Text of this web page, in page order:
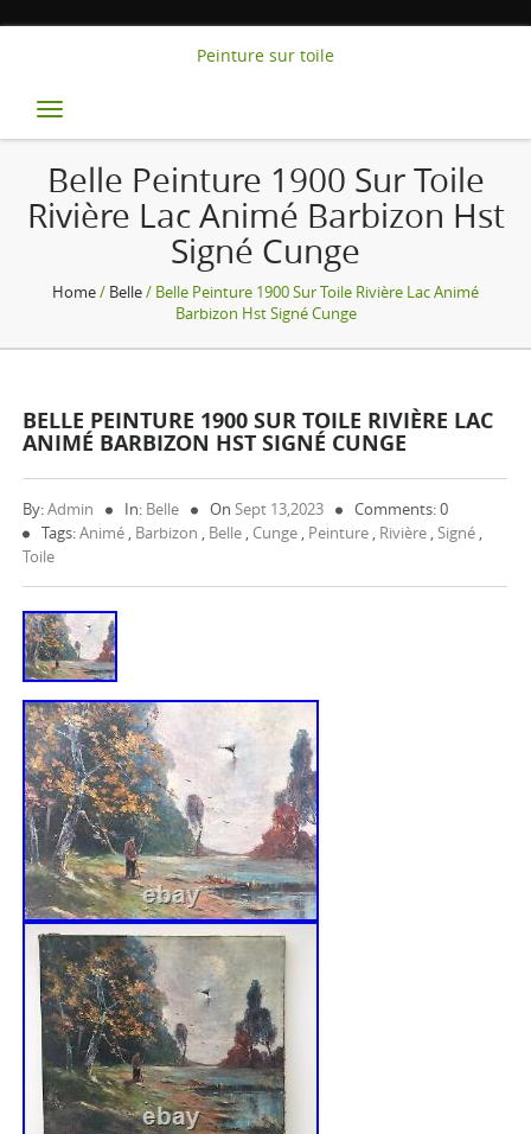
Peinture sur toile
Toggle
navigation
Belle Peinture 1900 Sur Toile
Rivière Lac Animé Barbizon Hst
Signé Cunge
Home/ Belle/ Belle Peinture 1900 Sur Toile Rivière Lac Animé
Barbizon Hst Signé Cunge
BELLE PEINTURE 1900 SUR TOILE RIVIÈRE LAC
ANIMÉ BARBIZON HST SIGNÉ CUNGE
By:Admin In: Belle OnSept 13,2023
Comments: 0
Tags:Animé , Barbizon , Belle , Cunge , Peinture , Rivière ,Signé ,
Toile